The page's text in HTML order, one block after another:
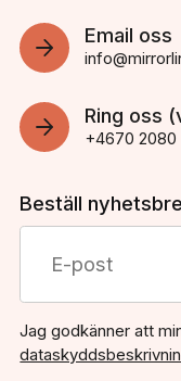
Email oss
Ring oss
+4670 2080
Beställ
Jag godkänner att